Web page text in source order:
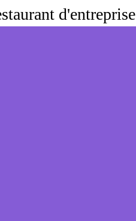
d'entreprise